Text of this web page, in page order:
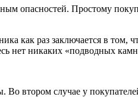
опасностей. Простому
как раз заключается в том,
нет никаких «подводных
втором случае у